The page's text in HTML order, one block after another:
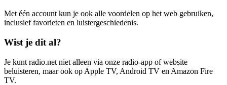
Met één account kun je ook alle voordelen op het web gebruiken,
inclusief favorieten en luistergeschiedenis.
Wist je dit al?
Je kunt radio.net niet alleen via onze radio-app of website
beluisteren, maar ook op Apple TV, Android TV en Amazon Fire
TV.